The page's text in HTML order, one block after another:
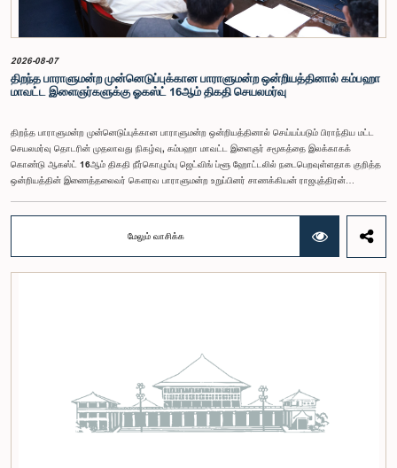
அதனைத் தொடர்ந்து, அந்தப் பரிந்துரைகளை ஆராய்ந்து அடுத்தகட்ட நடவடிக்கைகளை முன்னெடுக்க
குழு தீர்மானித்தது.இக்கூட்டத்தில், குழு உறுப்பினரான அமைச்சர் கலாநிதி உபாலி பன்னிலகே மற்றும்
பாராளுமன்ற உறுப்பினர்களான ரவி கருணாநாயக்க, ருவந்திலக ஜயக்கொடி மற்றும் கதிரவேலு
சண்முகம் குகதாசன் ஆகியோர் கலந்துகொண்டனர்.
2026-08-07
திறந்த பாராளுமன்ற முன்னெடுப்புக்கான பாராளுமன்ற ஒன்றியத்தினால் கம்பஹா
மாவட்ட இளைஞர்களுக்கு ஓகஸ்ட் 16ஆம் திகதி செயலமர்வு
திறந்த பாராளுமன்ற முன்னெடுப்புக்கான பாராளுமன்ற ஒன்றியத்தினால் செய்யப்படும் பிராந்திய மட்ட
செயலமர்வு தொடரின் முதலாவது நிகழ்வு, கம்பஹா மாவட்ட இளைஞர் சமூகத்தை இலக்காகக்
கொண்டு ஆகஸ்ட் 16ஆம் திகதி நீர்கொழும்பு ஜெட்விங் ப்ளூ ஹோட்டலில் நடைபெறவுள்ளதாக குறித்த
ஒன்றியத்தின் இணைத்தலைவர் கௌரவ பாராளுமன்ற உறுப்பினர் சாணக்கியன் ராஜபுத்திரன்
பங்கேற்புடன் திறந்த பாராளுமன்றக் கருத்திட்டத்தை மேலும் முன்னெடுத்துச் செல்லும் நோக்கில் இந்த
செயலமர்வு தொடர் ஏற்பாடு செய்யப்படுகின்றது. இதில் ஒன்றியத்தின் உறுப்பினர்கள் மற்றும் கம்பஹா
மாவட்டத்தை பிரதிநிதித்துவப்படுத்தும் பாராளுமன்ற உறுப்பினர்களும் பங்கேற்கவிருக்கின்றனர்.இந்த
இச்செயலமர்வு தொடருக்கான அபிவிருத்தி பங்காளராக அனுசரணை வழங்கும் CII (Coalition for
Inclusive Impact) நிறுவனத்தின் பிரதிநிதிகளும் கலந்துகொண்டனர்.இந்த செயலமர்வில் பங்கேற்க
விரும்பும் கம்பஹா மாவட்டத்தைச் சேர்ந்த 18 – 35 வயதுக்குட்பட்ட இளைஞர், யுவதிகள் இங்கே
தரப்பட்டுள்ள https://forms.gle/aVp5UzhLbtPSmVap8 இணைப்பின் ஊடாக உரிய விண்ணப்பப்
படிவத்தை பூர்த்தி செய்து பதிவு செய்யுமாறு கேட்டுக்கொள்ளப்படுகின்றனர்.
மேலும் வாசிக்க